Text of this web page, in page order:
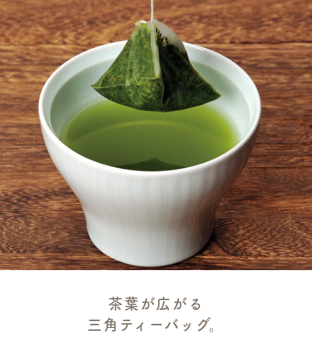
茶葉が広がる
三角ティーバッグ。